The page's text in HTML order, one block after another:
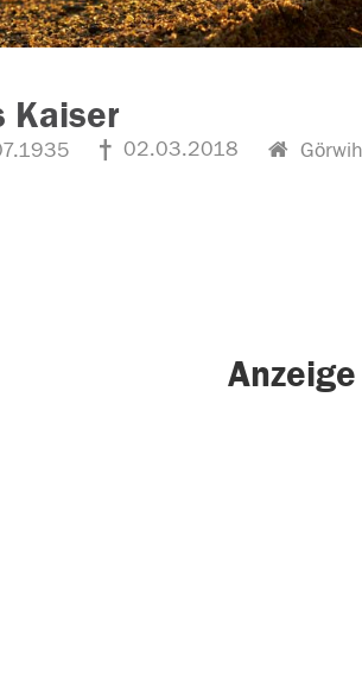
Kaiser
02.03.2018
Anzeige